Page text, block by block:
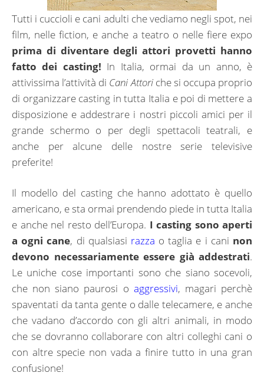
Tutti i cuccioli e cani adulti che vediamo negli spot, nei
film, nelle fiction, e anche a teatro o nelle fiere expo
prima di diventare degli attori provetti hanno
fatto dei casting! In Italia, ormai da un anno, è
attivissima l’attività di Cani Attoriche si occupa proprio
di organizzare casting in tutta Italia e poi di mettere a
disposizione e addestrare i nostri piccoli amici per il
grande schermo o per degli spettacoli teatrali, e
anche per alcune delle nostre serie televisive
preferite!
Il modello del casting che hanno adottato è quello
americano, e sta ormai prendendo piede in tutta Italia
e anche nel resto dell’Europa. I casting sono aperti
a ogni cane, di qualsiasi razza o taglia e i cani non
devono necessariamente essere già addestrati.
Le uniche cose importanti sono che siano socevoli,
che non siano paurosi o aggressivi, magari perchè
spaventati da tanta gente o dalle telecamere, e anche
che vadano d’accordo con gli altri animali, in modo
che se dovranno collaborare con altri colleghi cani o
con altre specie non vada a finire tutto in una gran
confusione!